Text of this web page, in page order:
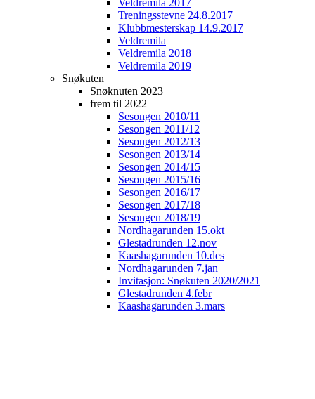
Treningsstevne 24.8.2017
Klubbmesterskap 14.9.2017
Veldremila
Veldremila 2018
Veldremila 2019
Snøkuten
Snøknuten 2023
frem til 2022
Sesongen 2010/11
Sesongen 2011/12
Sesongen 2012/13
Sesongen 2013/14
Sesongen 2014/15
Sesongen 2015/16
Sesongen 2016/17
Sesongen 2017/18
Sesongen 2018/19
Nordhagarunden 15.okt
Glestadrunden 12.nov
Kaashagarunden 10.des
Nordhagarunden 7.jan
Invitasjon: Snøkuten 2020/2021
Glestadrunden 4.febr
Kaashagarunden 3.mars